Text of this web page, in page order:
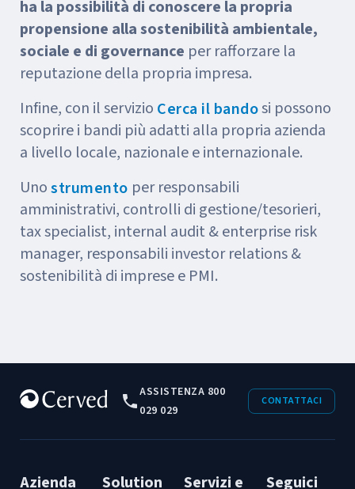
ha la possibilità di conoscere la propria
propensione alla sostenibilità ambientale,
sociale e di governance per rafforzare la
reputazione della propria impresa.
Infine, con il servizio Cerca il bandosi possono
scoprire i bandi più adatti alla propria azienda
a livello locale, nazionale e internazionale.
Unostrumento per responsabili
amministrativi, controlli di gestione/tesorieri,
tax specialist, internal audit & enterprise risk
manager, responsabili investor relations &
sostenibilità di imprese e PMI.
ASSISTENZA 800
029 029
CONTATTACI
Azienda Solution Servizi e Seguici